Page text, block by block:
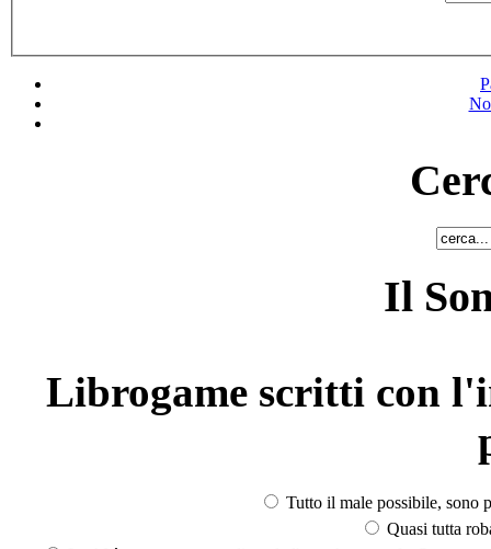
Il
Librogame scritti con
Tutto il male possibile, sono
Quasi tutta